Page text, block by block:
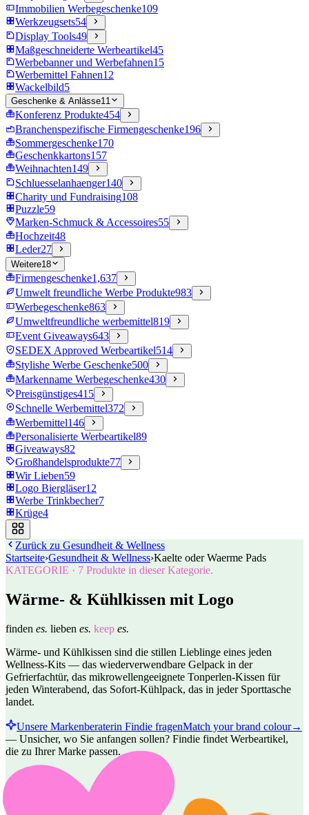
Immobilien Werbegeschenke109
Werkzeugsets54
Display Tools49
Maßgeschneiderte Werbeartikel45
Werbebanner und Werbefahnen15
Werbemittel Fahnen12
Wackelbild5
Geschenke & Anlässe11
Konferenz Produkte454
Branchenspezifische Firmengeschenke196
Sommergeschenke170
Geschenkkartons157
Weihnachten149
Schluesselanhaenger140
Charity und Fundraising108
Puzzle59
Marken-Schmuck & Accessoires55
Hochzeit48
Leder27
Weitere18
Firmengeschenke1,637
Umwelt freundliche Werbe Produkte983
Werbegeschenke863
Umweltfreundliche werbemittel819
Event Giveaways643
SEDEX Approved Werbeartikel514
Stylishe Werbe Geschenke500
Markenname Werbegeschenke430
Preisgünstiges415
Schnelle Werbemittel372
Werbemittel146
Personalisierte Werbeartikel89
Giveaways82
Großhandelsprodukte77
Wir Lieben59
Logo Biergläser12
Werbe Trinkbecher7
Krüge4
Zurück zu Gesundheit & Wellness
Startseite›Gesundheit & Wellness›Kaelte oder Waerme Pads
KATEGORIE · 7 Produkte in dieser Kategorie.
Wärme- & Kühlkissen mit Logo
finden es. lieben es. keep es.
Wärme- und Kühlkissen sind die stillen Lieblinge eines jeden
Wellness-Kits — das wiederverwendbare Gelpack in der
Gefrierfachtür, das mikrowellengeeignete Tonperlen-Kissen für
jeden Winterabend, das Sofort-Kühlpack, das in jeder Sporttasche
landet.
Unsere Markenberaterin Findie fragenMatch your brand colour→
— Unsicher, wo Sie anfangen sollen? Findie findet Werbeartikel,
die zu Ihrer Marke passen.